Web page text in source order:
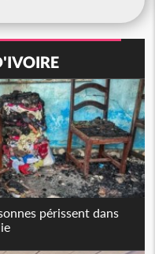
périssent dans